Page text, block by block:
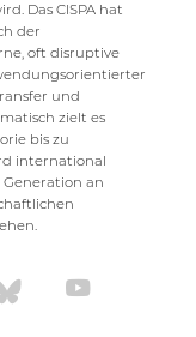
Das CISPA hat
der
oft disruptive
und
zielt es
bis zu
international
an